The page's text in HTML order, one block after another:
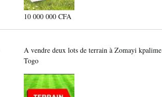
10 000 000 CFA
A vendre deux lots de terrain à Zomayi kpalime
Togo